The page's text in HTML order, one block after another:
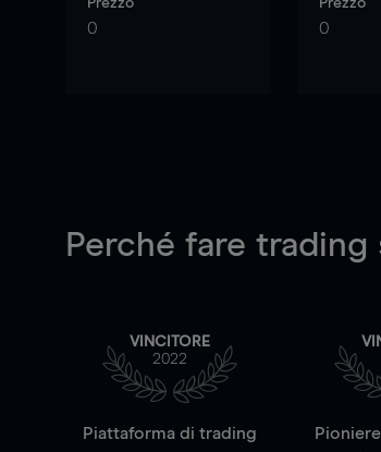
Prezzo
0
Prezzo
0
Perché fare trading
VINCITORE
2022
Piattaforma di trading